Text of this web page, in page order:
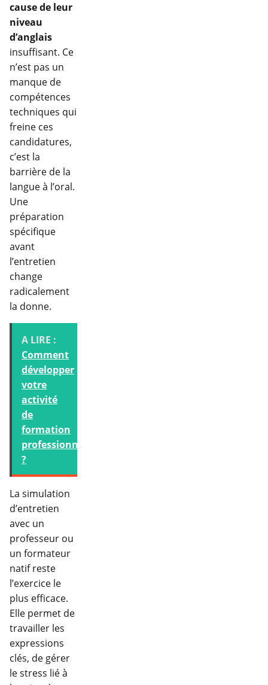
cause de leur
niveau
d’anglais
insuffisant. Ce
n’est pas un
manque de
compétences
techniques qui
freine ces
candidatures,
c’est la
barrière de la
langue à l’oral.
Une
préparation
spécifique
avant
l’entretien
change
radicalement
la donne.
A LIRE :
Comment
développer
votre
activité
de
formation
professionnelle
?
La simulation
d’entretien
avec un
professeur ou
un formateur
natif reste
l’exercice le
plus efficace.
Elle permet de
travailler les
expressions
clés, de gérer
le stress lié à